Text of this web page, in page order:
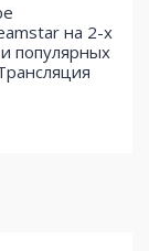
на 2-х
популярных